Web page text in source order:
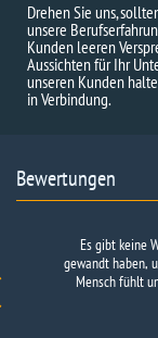
Drehen Sie uns,
unsere
Kunden leeren
Aussichten für Ihr
unseren Kunden
in Verbindung.
Bewertungen
Es gibt keine
gewandt haben,
Mensch fühlt